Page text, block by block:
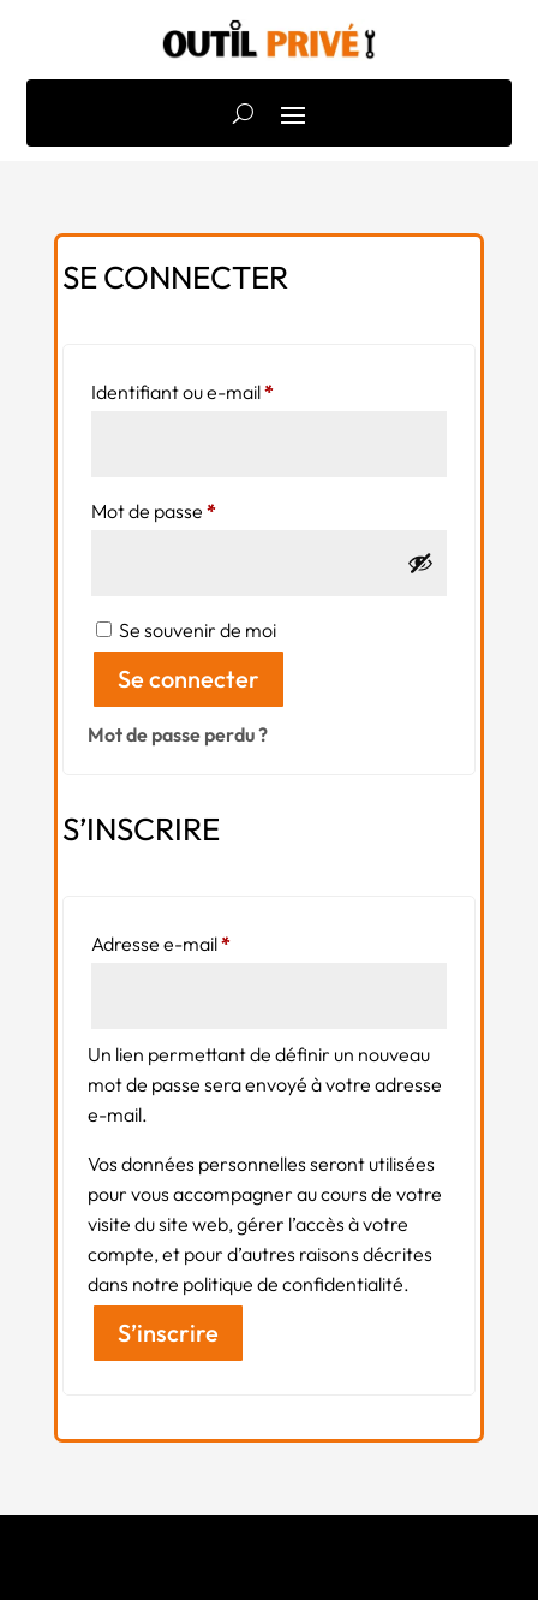
SE CONNECTER
Identifiant ou e-mail*Obligatoire
Mot de passe*Obligatoire
Se souvenir de moi
Se connecter
Mot de passe perdu ?
S’INSCRIRE
Adresse e-mail*Obligatoire
Un lien permettant de définir un nouveau
mot de passe sera envoyé à votre adresse
e-mail.
Vos données personnelles seront utilisées
pour vous accompagner au cours de votre
visite du site web, gérer l’accès à votre
compte, et pour d’autres raisons décrites
dans notre politique de confidentialité.
S’inscrire